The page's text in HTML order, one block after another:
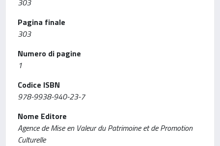
303
Pagina finale
303
Numero di pagine
1
Codice ISBN
978-9938-940-23-7
Nome Editore
Agence de Mise en Valeur du Patrimoine et de Promotion
Culturelle